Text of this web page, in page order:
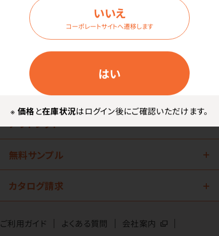
はい
いいえ
コーポレートサイトへ遷移します
※ 価格と在庫状況はログイン後にご確認いただけます。
歯科関連用品
技工関連用品
アウトレット
無料サンプル
カタログ請求
ご利用ガイド よくある質問
会社案内